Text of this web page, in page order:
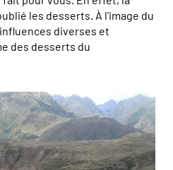
les desserts. À l'image du
diverses et
des desserts du